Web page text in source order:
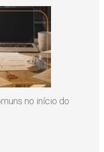
no início do